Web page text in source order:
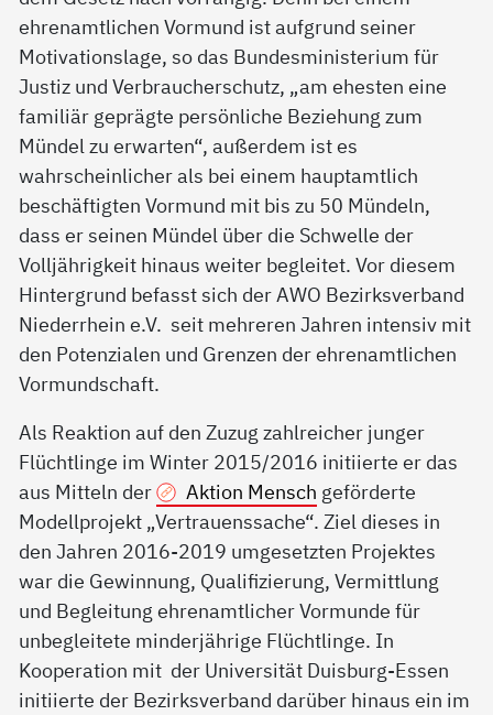
ehrenamtlichen Vormund ist aufgrund seiner
Motivationslage, so das Bundesministerium für
Justiz und Verbraucherschutz, „am ehesten eine
familiär geprägte persönliche Beziehung zum
Mündel zu erwarten“, außerdem ist es
wahrscheinlicher als bei einem hauptamtlich
beschäftigten Vormund mit bis zu 50 Mündeln,
dass er seinen Mündel über die Schwelle der
Volljährigkeit hinaus weiter begleitet. Vor diesem
Hintergrund befasst sich der AWO Bezirksverband
Niederrhein e.V. seit mehreren Jahren intensiv mit
den Potenzialen und Grenzen der ehrenamtlichen
Vormundschaft.
Als Reaktion auf den Zuzug zahlreicher junger
Flüchtlinge im Winter 2015/2016 initiierte er das
aus Mitteln der
Aktion Mensch geförderte
Modellprojekt „Vertrauenssache“. Ziel dieses in
den Jahren 2016-2019 umgesetzten Projektes
war die Gewinnung, Qualifizierung, Vermittlung
und Begleitung ehrenamtlicher Vormunde für
unbegleitete minderjährige Flüchtlinge. In
Kooperation mit der Universität Duisburg-Essen
initiierte der Bezirksverband darüber hinaus ein im